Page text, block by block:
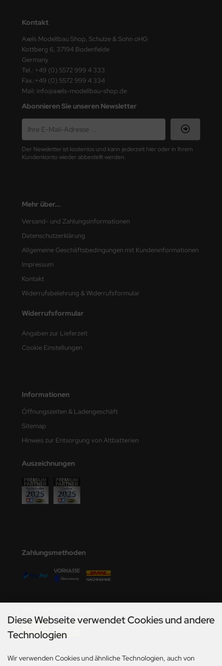
Kontakt
Axels Modellbau Shop, Schulze & Sohn oHG
Kottberg 6, 37194 Bodenfelde
Germany
Tel.: +49 (0) 5572 999 4 333
Fax.:+49 (0) 5572 999 4 334
Mail: info@axels-modellbau-shop.de
Abonnieren Sie unseren Newsletter
Der Newsletter ist kostenlos und kann jederzeit hier oder in Ihrem
Kundenkonto wieder abbestellt werden.
Mehr über...
Versand- und Zahlungsinformationen
Datenschutzerklärung
Allgemeine Geschäftsbedingungen mit Kundeninformationen
Impressum
Kontakt
Widerrufsbelehrung & Widerrufsformular
Widerrufsformular
Angaben zur Lieferzeit
Cookie Einstellungen
Informationen
Öffnungszeiten & Ladengeschäft
Sitemap
Hinweis zur Entsorgung von Altbatterien
Auszeichnungen
Zahlungsmethoden
Social Media
Diese Webseite verwendet Cookies und andere
Technologien
Wir verwenden Cookies und ähnliche Technologien, auch von
Kits
Hobby
Decals